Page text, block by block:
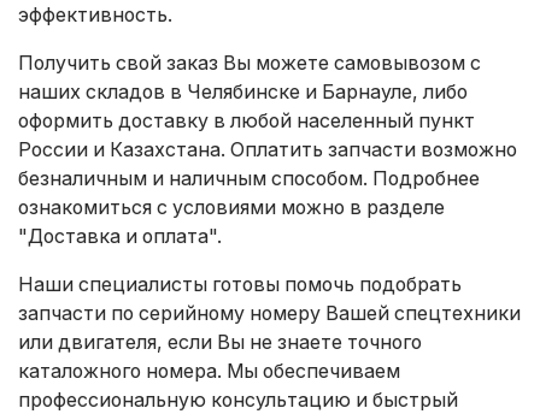
эффективность.
Получить свой заказ Вы можете самовывозом с
наших складов в Челябинске и Барнауле, либо
оформить доставку в любой населенный пункт
России и Казахстана. Оплатить запчасти возможно
безналичным и наличным способом. Подробнее
ознакомиться с условиями можно в разделе
"Доставка и оплата".
Наши специалисты готовы помочь подобрать
запчасти по серийному номеру Вашей спецтехники
или двигателя, если Вы не знаете точного
каталожного номера. Мы обеспечиваем
профессиональную консультацию и быстрый